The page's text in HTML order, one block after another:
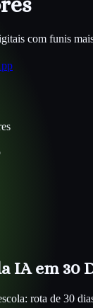
com funis
IA em 30
rota de 30